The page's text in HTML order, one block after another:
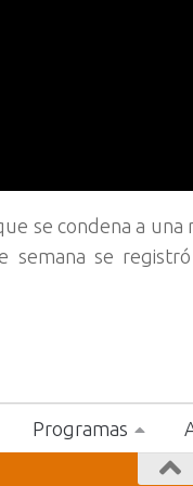
se condena a
se
Programas